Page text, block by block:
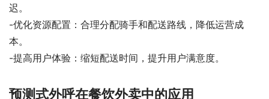
迟。
-优化资源配置：合理分配骑手和配送路线，降低运营成
本。
-提高用户体验：缩短配送时间，提升用户满意度。
预测式外呼在餐饮外卖中的应用